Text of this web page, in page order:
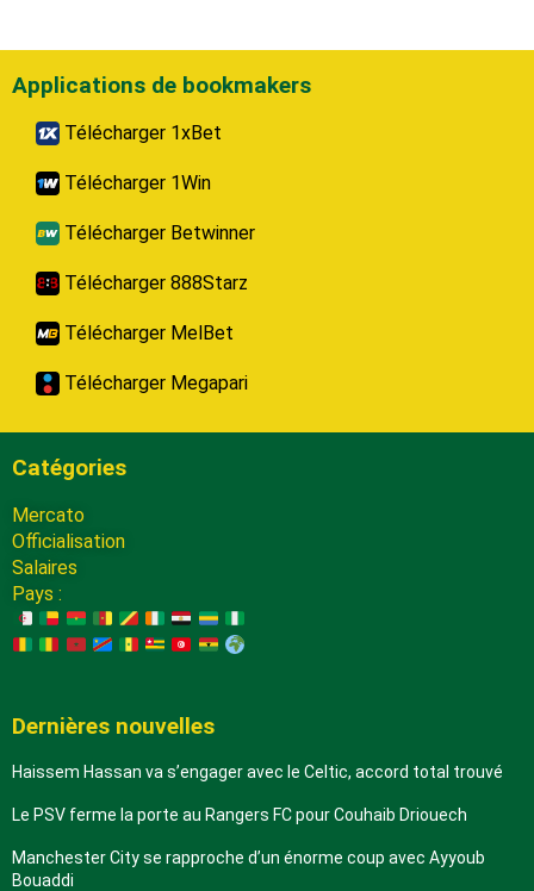
Applications de bookmakers
Télécharger 1xBet
Télécharger 1Win
Télécharger Betwinner
Télécharger 888Starz
Télécharger MelBet
Télécharger Megapari
Catégories
Mercato
Officialisation
Salaires
Pays :
Dernières nouvelles
Haissem Hassan va s’engager avec le Celtic, accord total trouvé
Le PSV ferme la porte au Rangers FC pour Couhaib Driouech
Manchester City se rapproche d’un énorme coup avec Ayyoub
Bouaddi